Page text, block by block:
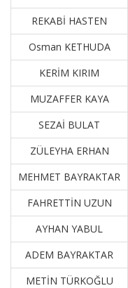
REKABİ HASTEN
Osman KETHUDA
KERİM KIRIM
MUZAFFER KAYA
SEZAİ BULAT
ZÜLEYHA ERHAN
MEHMET BAYRAKTAR
FAHRETTİN UZUN
AYHAN YABUL
ADEM BAYRAKTAR
METİN TÜRKOĞLU